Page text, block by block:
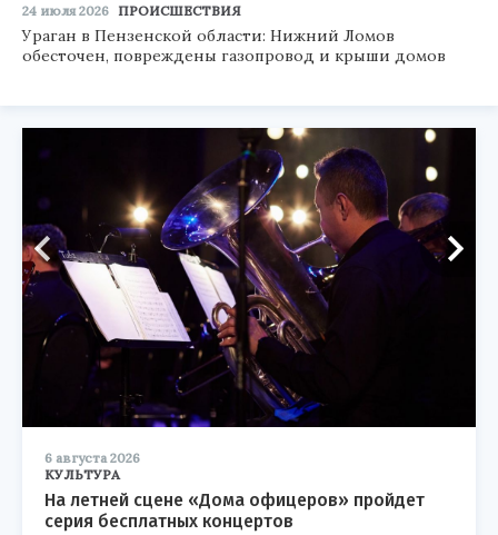
24 июля 2026 ПРОИСШЕСТВИЯ
Ураган в Пензенской области: Нижний Ломов
обесточен, повреждены газопровод и крыши домов
6 августа 2026
КУЛЬТУРА
На летней сцене «Дома офицеров» пройдет
серия бесплатных концертов